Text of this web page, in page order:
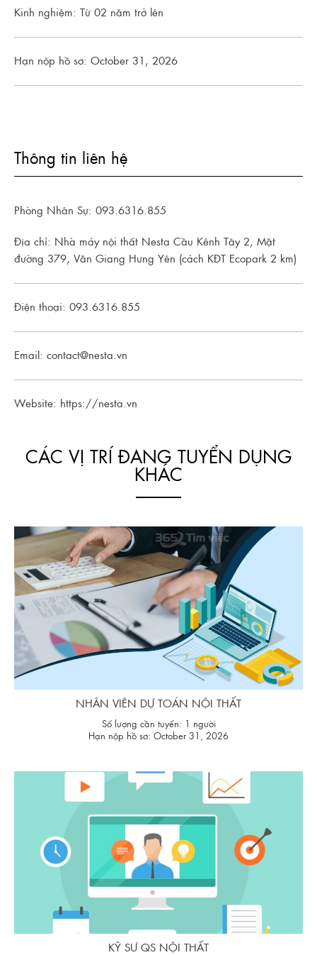
Kinh nghiệm: Từ 02 năm trở lên
Hạn nộp hồ sơ: October 31, 2026
Thông tin liên hệ
Phòng Nhân Sự: 093.6316.855
Địa chỉ: Nhà máy nội thất Nesta Cầu Kênh Tây 2, Mặt
đường 379, Văn Giang Hưng Yên (cách KĐT Ecopark 2 km)
Điện thoại: 093.6316.855
Email: contact@nesta.vn
Website: https://nesta.vn
CÁC VỊ TRÍ ĐANG TUYỂN DỤNG
KHÁC
NHÂN VIÊN DỰ TOÁN NỘI THẤT
Số lượng cần tuyển: 1 người
Hạn nộp hồ sơ: October 31, 2026
KỸ SƯ QS NỘI THẤT